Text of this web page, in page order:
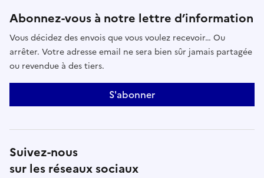
Abonnez-vous à notre lettre d’information
Vous décidez des envois que vous voulez recevoir… Ou
arrêter. Votre adresse email ne sera bien sûr jamais partagée
ou revendue à des tiers.
S'abonner
Suivez-nous
sur les réseaux sociaux